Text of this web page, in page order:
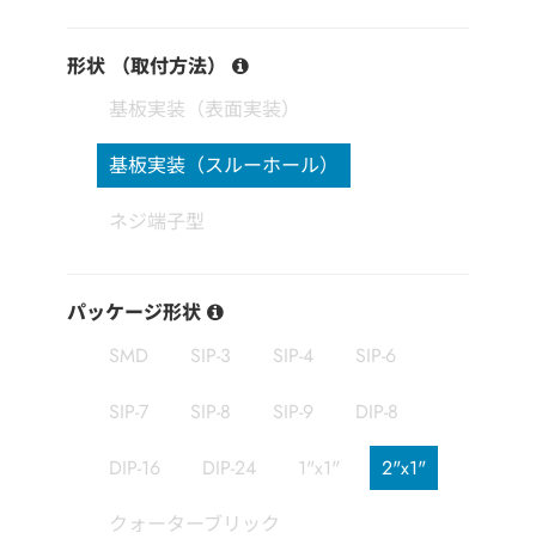
形状 （取付方法）
基板実装（表面実装）
基板実装（スルーホール）
ネジ端子型
パッケージ形状
SMD
SIP-3 SIP-4 SIP-6
SIP-7 SIP-8 SIP-9 DIP-8
DIP-16 DIP-24 1"x1" 2"x1"
クォーターブリック